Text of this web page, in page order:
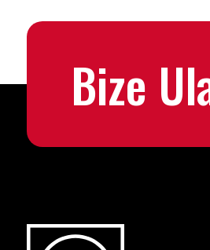
Bize